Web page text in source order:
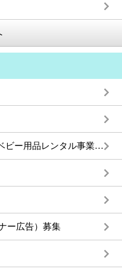
すくすく"海陽っ子"応援事業 〜ベビー用品レンタル事業〜
ー広告）募集